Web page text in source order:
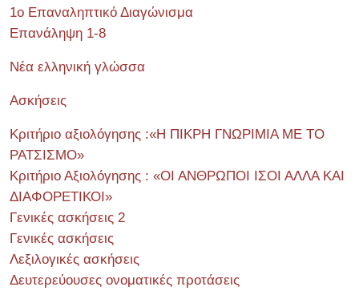
1ο Επαναληπτικό Διαγώνισμα
Επανάληψη 1-8
Νέα ελληνική γλώσσα
Ασκήσεις
Κριτήριο αξιολόγησης :«Η ΠΙΚΡΗ ΓΝΩΡΙΜΙΑ ΜΕ ΤΟ
ΡΑΤΣΙΣΜΟ»
Κριτήριο Αξιολόγησης : «ΟΙ ΑΝΘΡΩΠΟΙ ΙΣΟΙ ΑΛΛΑ ΚΑΙ
ΔΙΑΦΟΡΕΤΙΚΟΙ»
Γενικές ασκήσεις 2
Γενικές ασκήσεις
Λεξιλογικές ασκήσεις
Δευτερεύουσες ονοματικές προτάσεις